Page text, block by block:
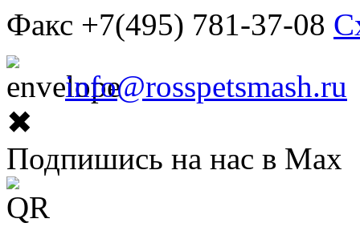
Факс +7(495) 781-37-08
info@rosspetsmash.ru
✖
Подпишись на нас в Max